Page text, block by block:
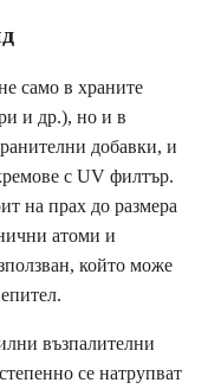
само в храните
и др.), но и в
добавки, и
с UV филтър.
на прах до размера
атоми и
който може
възпалителни
се натрупват